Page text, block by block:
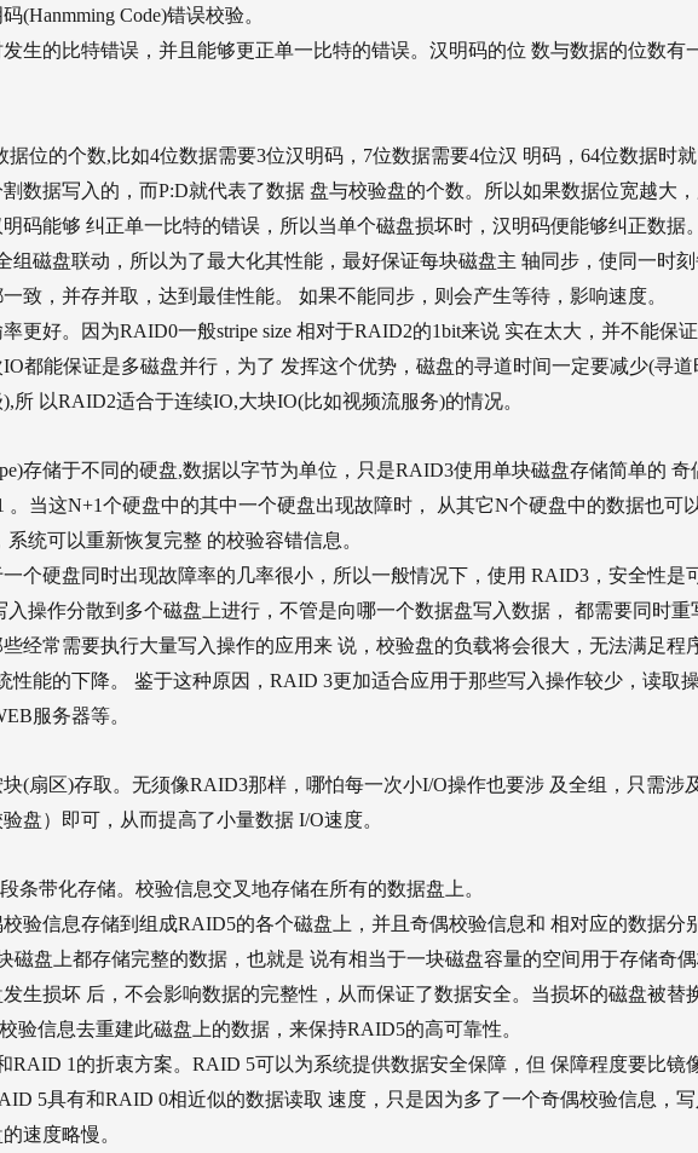
(Hanmming Code)错误校验。
生的比特错误，并且能够更正单一比特的错误。汉明码的位 数与数据的位数有
位的个数,比如4位数据需要3位汉明码，7位数据需要4位汉 明码，64位数据时
数据写入的，而P:D就代表了数据 盘与校验盘的个数。所以如果数据位宽越大，
码能够 纠正单一比特的错误，所以当单个磁盘损坏时，汉明码便能够纠正数据。
组磁盘联动，所以为了最大化其性能，最好保证每块磁盘主 轴同步，使同一时
致，并存并取，达到最佳性能。 如果不能同步，则会产生等待，影响速度。
更好。因为RAID0一般stripe size 相对于RAID2的1bit来说 实在太大，并不能保
都能保证是多磁盘并行，为了 发挥这个优势，磁盘的寻道时间一定要减少(寻道
所 以RAID2适合于连续IO,大块IO(比如视频流服务)的情况。
存储于不同的硬盘,数据以字节为单位，只是RAID3使用单块磁盘存储简单的 奇
。当这N+1个硬盘中的其中一个硬盘出现故障时， 从其它N个硬盘中的数据也可
统可以重新恢复完整 的校验容错信息。
个硬盘同时出现故障率的几率很小，所以一般情况下，使用 RAID3，安全性是
操作分散到多个磁盘上进行，不管是向哪一个数据盘写入数据， 都需要同时重
经常需要执行大量写入操作的应用来 说，校验盘的负载将会很大，无法满足程
性能的下降。 鉴于这种原因，RAID 3更加适合应用于那些写入操作较少，读取
服务器等。
(扇区)存取。无须像RAID3那样，哪怕每一次小I/O操作也要涉 及全组，只需涉
盘）即可，从而提高了小量数据 I/O速度。
条带化存储。校验信息交叉地存储在所有的数据盘上。
验信息存储到组成RAID5的各个磁盘上，并且奇偶校验信息和 相对应的数据分
磁盘上都存储完整的数据，也就是 说有相当于一块磁盘容量的空间用于存储奇
生损坏 后，不会影响数据的完整性，从而保证了数据安全。当损坏的磁盘被替
验信息去重建此磁盘上的数据，来保持RAID5的高可靠性。
RAID 1的折衷方案。RAID 5可以为系统提供数据安全保障，但 保障程度要比镜
5具有和RAID 0相近似的数据读取 速度，只是因为多了一个奇偶校验信息，写
速度略慢。